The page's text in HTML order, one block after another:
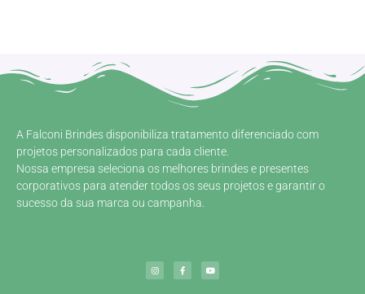
A Falconi Brindes disponibiliza tratamento diferenciado com
projetos personalizados para cada cliente.
Nossa empresa seleciona os melhores brindes e presentes
corporativos para atender todos os seus projetos e garantir o
sucesso da sua marca ou campanha.